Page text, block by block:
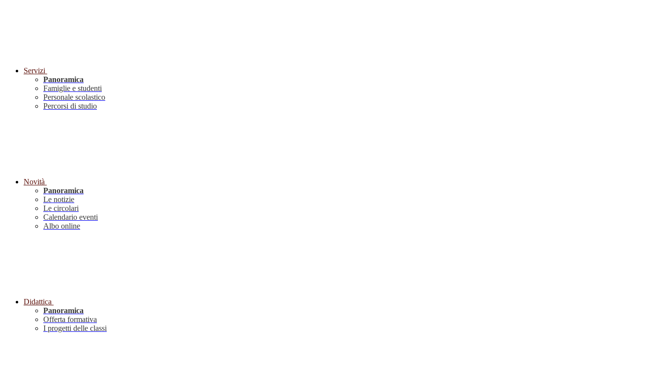
Servizi
Panoramica
Famiglie e studenti
Personale scolastico
Percorsi di studio
Novità
Panoramica
Le notizie
Le circolari
Calendario eventi
Albo online
Didattica
Panoramica
Offerta formativa
I progetti delle classi